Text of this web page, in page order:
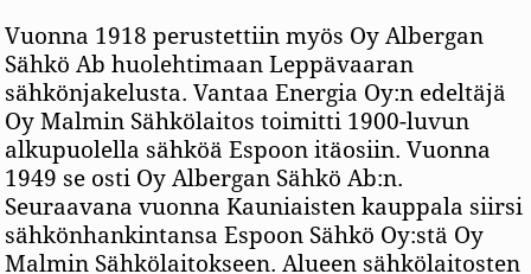
Vuonna 1918 perustettiin myös Oy Albergan
Sähkö Ab huolehtimaan Leppävaaran
sähkönjakelusta. Vantaa Energia Oy:n edeltäjä
Oy Malmin Sähkölaitos toimitti 1900-luvun
alkupuolella sähköä Espoon itäosiin. Vuonna
1949 se osti Oy Albergan Sähkö Ab:n.
Seuraavana vuonna Kauniaisten kauppala siirsi
sähkönhankintansa Espoon Sähkö Oy:stä Oy
Malmin Sähkölaitokseen. Alueen sähkölaitosten